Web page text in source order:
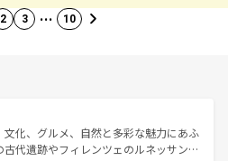
2 3 … 10
文化、グルメ、自然と多彩な魅力にあふ
古代遺跡やフィレンツェのルネッサンス